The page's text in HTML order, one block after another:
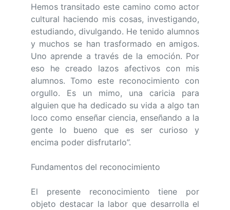
Hemos transitado este camino como actor
cultural haciendo mis cosas, investigando,
estudiando, divulgando. He tenido alumnos
y muchos se han trasformado en amigos.
Uno aprende a través de la emoción. Por
eso he creado lazos afectivos con mis
alumnos. Tomo este reconocimiento con
orgullo. Es un mimo, una caricia para
alguien que ha dedicado su vida a algo tan
loco como enseñar ciencia, enseñando a la
gente lo bueno que es ser curioso y
encima poder disfrutarlo”.
Fundamentos del reconocimiento
El presente reconocimiento tiene por
objeto destacar la labor que desarrolla el